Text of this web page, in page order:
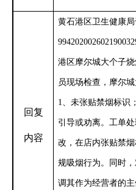
回复
内容
黄石港区卫生健康
港区摩尔城大个子
员现场检查，摩尔
1、未张贴禁烟标识
引导或劝离。工单
改，在店内张贴禁
规吸烟行为。同时
调其作为经营者的